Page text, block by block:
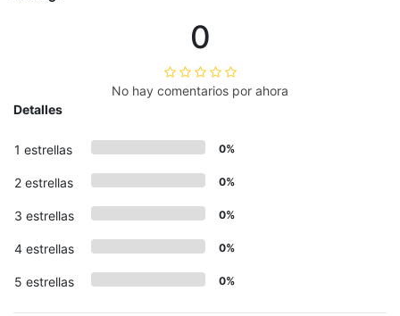
0
No hay comentarios por ahora
Detalles
1 estrellas 0%
2 estrellas 0%
3 estrellas 0%
4 estrellas 0%
5 estrellas 0%